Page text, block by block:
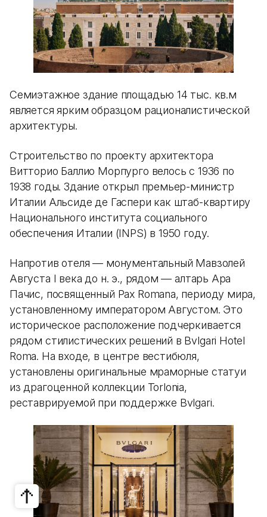
Семиэтажное здание площадью 14 тыс. кв.м
является ярким образцом рационалистической
архитектуры.
Строительство по проекту архитектора
Витторио Баллио Морпурго велось с 1936 по
1938 годы. Здание открыл премьер-министр
Италии Альсиде де Гаспери как штаб-квартиру
Национального института социального
обеспечения Италии (INPS) в 1950 году.
Напротив отеля — монументальный Мавзолей
Августа I века до н. э., рядом — алтарь Ара
Пачис, посвященный Pax Romana, периоду мира,
установленному императором Августом. Это
историческое расположение подчеркивается
рядом стилистических решений в Bvlgari Hotel
Roma. На входе, в центре вестибюля,
установлены оригинальные мраморные статуи
из драгоценной коллекции Torlonia,
реставрируемой при поддержке Bvlgari.